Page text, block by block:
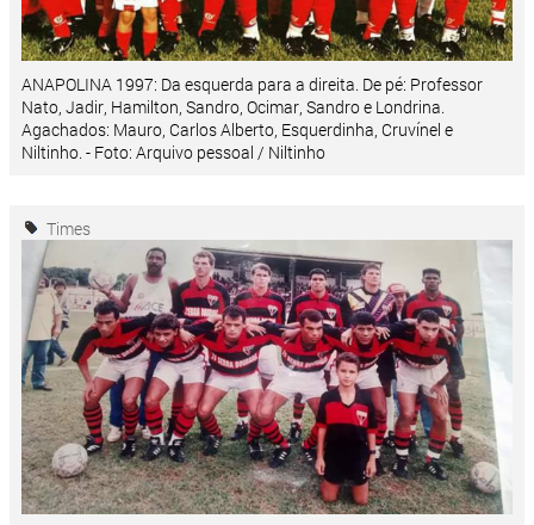
ANAPOLINA 1997: Da esquerda para a direita. De pé: Professor
Nato, Jadir, Hamilton, Sandro, Ocimar, Sandro e Londrina.
Agachados: Mauro, Carlos Alberto, Esquerdinha, Cruvínel e
Niltinho. - Foto: Arquivo pessoal / Niltinho
Times